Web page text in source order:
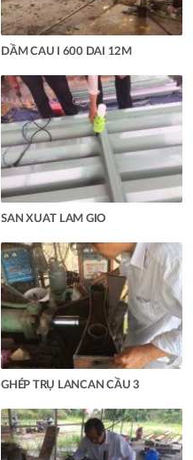
DẦM CAU I 600 DAI 12M
SAN XUAT LAM GIO
GHÉP TRỤ LANCAN CẦU 3